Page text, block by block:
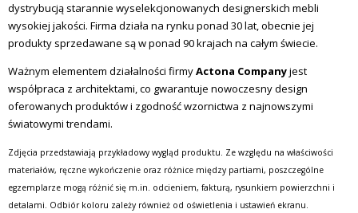
dystrybucją starannie wyselekcjonowanych designerskich mebli
wysokiej jakości. Firma działa na rynku ponad 30 lat, obecnie jej
produkty sprzedawane są w ponad 90 krajach na całym świecie.
Ważnym elementem działalności firmyActona Companyjest
współpraca z architektami, co gwarantuje nowoczesny design
oferowanych produktów i zgodność wzornictwa z najnowszymi
światowymi trendami.
Zdjęcia przedstawiają przykładowy wygląd produktu. Ze względu na właściwości
materiałów, ręczne wykończenie oraz różnice między partiami, poszczególne
egzemplarze mogą różnić się m.in. odcieniem, fakturą, rysunkiem powierzchni i
detalami. Odbiór koloru zależy również od oświetlenia i ustawień ekranu.